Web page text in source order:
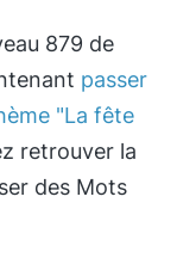
879 de
passer
"La fête
retrouver la
des Mots